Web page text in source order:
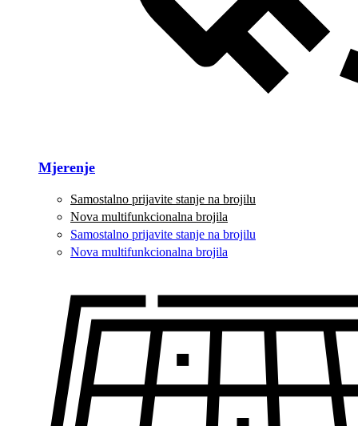
Mjerenje
Samostalno prijavite stanje na brojilu
Nova multifunkcionalna brojila
Samostalno prijavite stanje na brojilu
Nova multifunkcionalna brojila